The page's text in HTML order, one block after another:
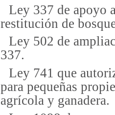
Ley 337 de apoyo
restitución de
Ley 502 de
337.
Ley 741 que
para pequeñas
agrícola y ganadera.